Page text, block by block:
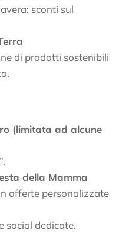
sconti sul
di prodotti sostenibili
(limitata ad alcune
della Mamma
offerte personalizzate
social dedicate.